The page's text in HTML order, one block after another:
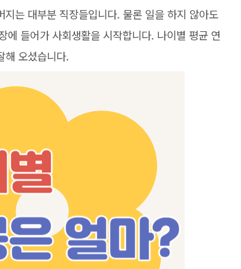
는 대부분 직장들입니다. 물론 일을 하지 않아도
들어가 사회생활을 시작합니다. 나이별 평균 연
해 오셨습니다.